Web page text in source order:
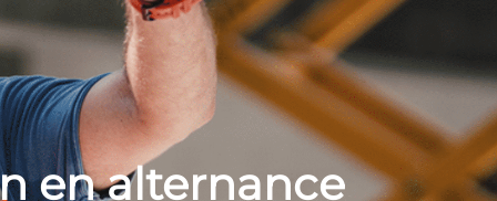
en alternance